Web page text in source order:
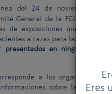
Eres
del 24 de noviembre de
General de la FCI informa
de exposiciones que,
a razas para las cuales
presentados en ninguna
a los
sobre la